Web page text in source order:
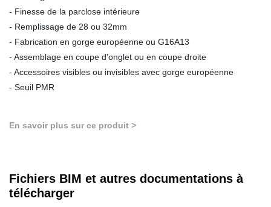
- Finesse de la parclose intérieure
- Remplissage de 28 ou 32mm
- Fabrication en gorge européenne ou G16A13
- Assemblage en coupe d'onglet ou en coupe droite
- Accessoires visibles ou invisibles avec gorge européenne
- Seuil PMR
En savoir plus sur ce produit >
Fichiers BIM et autres documentations à
télécharger